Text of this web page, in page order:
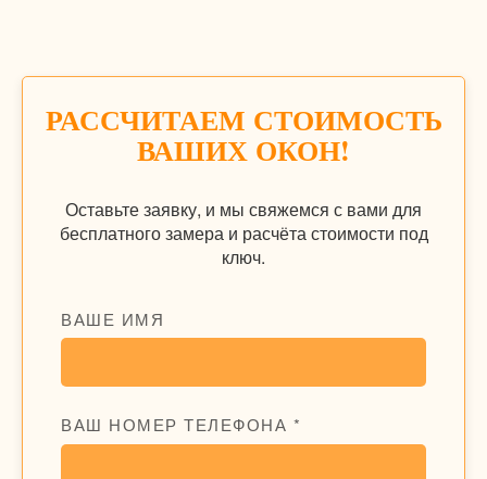
РАССЧИТАЕМ СТОИМОСТЬ
ВАШИХ ОКОН!
Оставьте заявку, и мы свяжемся с вами для
бесплатного замера и расчёта стоимости под
ключ.
ВАШЕ ИМЯ
ВАШ НОМЕР ТЕЛЕФОНА *